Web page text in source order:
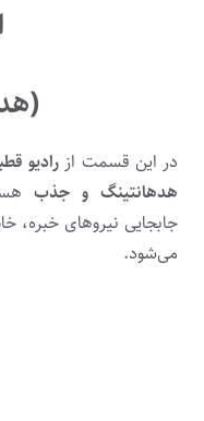
در این قسمت از رادیو
هدهانتینگ و جذب
جابجایی نیروهای
می‌شود.